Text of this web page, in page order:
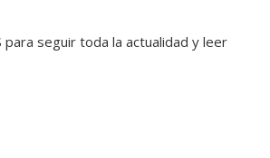
para seguir toda la actualidad y leer